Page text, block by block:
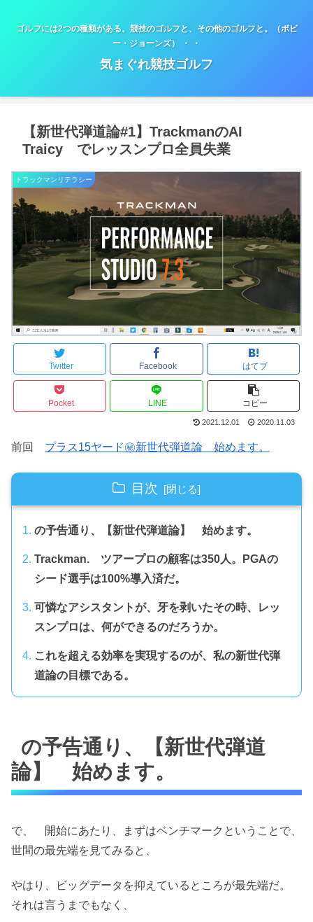
ゴルフには2つの種類がある。競技のゴルフと、その他のゴルフと。（ボビ
ー・ジョーンズ） ・ ・
気まぐれ競技ゴルフ
【新世代弾道論#1】TrackmanのAI
Traicy でレッスンプロ全員失業
トラックマンリテラシー
Twitter Facebook はてブ
Pocket LINE コピー
2021.12.01 2020.11.03
前回 プラス15ヤード㊙新世代弾道論 始めます。
目次
の予告通り、【新世代弾道論】 始めます。
Trackman. ツアープロの顧客は350人。PGAの
シード選手は100%導入済だ。
可憐なアシスタントが、牙を剥いたその時、レッ
スンプロは、何ができるのだろうか。
これを超える効率を実現するのが、私の新世代弾
道論の目標である。
の予告通り、【新世代弾道
論】 始めます。
で、 開始にあたり、まずはベンチマークということで、
世間の最先端を見てみると、
やはり、ビッグデータを抑えているところが最先端だ。
それは言うまでもなく、